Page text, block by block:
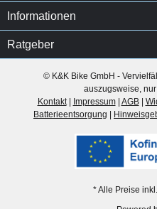
Informationen
Ratgeber
© K&K Bike GmbH -
auszugsweise,
Kontakt| Impressum| AGB|
Batterieentsorgung
* Alle Preise